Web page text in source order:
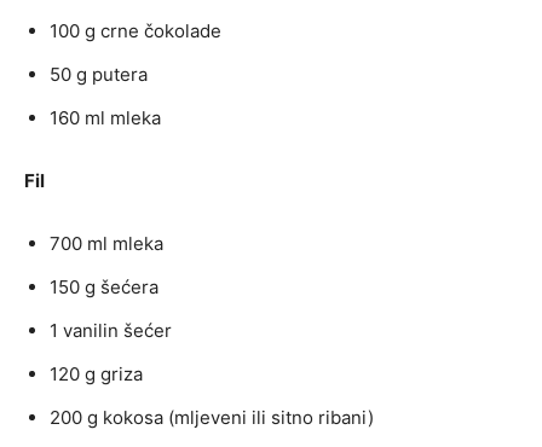
100 g crne čokolade
50 g putera
160 ml mleka
Fil
700 ml mleka
150 g šećera
1 vanilin šećer
120 g griza
200 g kokosa (mljeveni ili sitno ribani)